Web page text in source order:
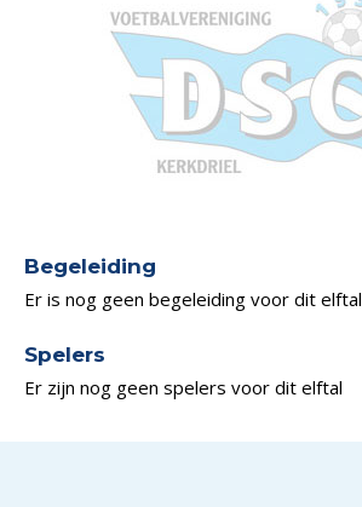
Begeleiding
Er is nog geen begeleiding voor dit elftal
Spelers
Er zijn nog geen spelers voor dit elftal